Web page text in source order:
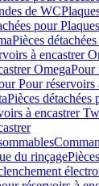
de WC
pour
Pièces
à encastrer
OmegaPour
Pour
Pièces détachées
à encastrer
du rinçage